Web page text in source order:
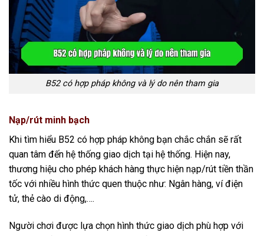
B52 có hợp pháp không và lý do nên tham gia
Nạp/rút minh bạch
Khi tìm hiểu B52 có hợp pháp không bạn chắc chắn sẽ rất
quan tâm đến hệ thống giao dịch tại hệ thống. Hiện nay,
thương hiệu cho phép khách hàng thực hiện nạp/rút tiền thần
tốc với nhiều hình thức quen thuộc như: Ngân hàng, ví điện
tử, thẻ cào di động,….
Người chơi được lựa chọn hình thức giao dịch phù hợp với